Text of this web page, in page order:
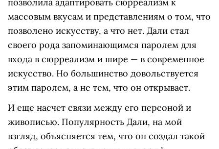
позволила адаптировать сюрреализм к
массовым вкусам и представлениям о том, что
позволено искусству, а что нет. Дали стал
своего рода запоминающимся паролем для
входа в сюрреализм и шире — в современное
искусство. Но большинство довольствуется
этим паролем, а не тем, что он открывает.
И еще насчет связи между его персоной и
живописью. Популярность Дали, на мой
взгляд, объясняется тем, что он создал такой